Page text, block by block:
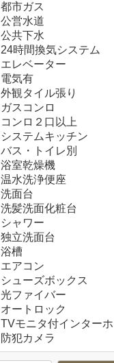
都市ガス
公営水道
公共下水
24時間換気システム
エレベーター
電気有
外観タイル張り
ガスコンロ
コンロ２口以上
システムキッチン
バス・トイレ別
浴室乾燥機
温水洗浄便座
洗面台
洗髪洗面化粧台
シャワー
独立洗面台
浴槽
エアコン
シューズボックス
光ファイバー
オートロック
TVモニタ付インター
防犯カメラ